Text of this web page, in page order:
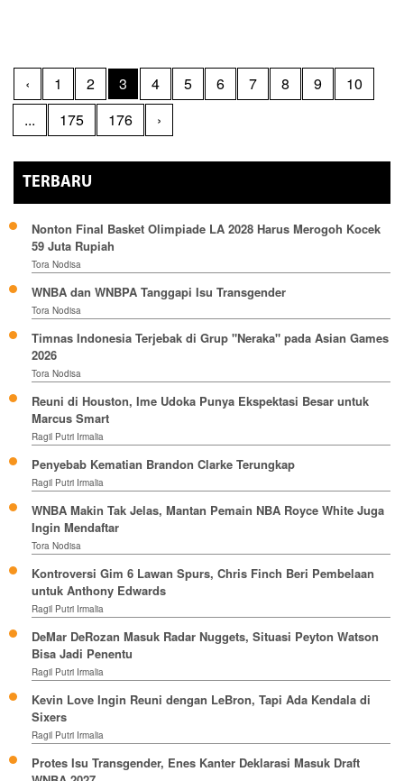
‹ 1 2 3 4 5 6 7 8 9
10
...
175 176 ›
TERBARU
Nonton Final Basket Olimpiade LA 2028 Harus Merogoh Kocek
59 Juta Rupiah
Tora Nodisa
WNBA dan WNBPA Tanggapi Isu Transgender
Tora Nodisa
Timnas Indonesia Terjebak di Grup "Neraka" pada Asian Games
2026
Tora Nodisa
Reuni di Houston, Ime Udoka Punya Ekspektasi Besar untuk
Marcus Smart
Ragil Putri Irmalia
Penyebab Kematian Brandon Clarke Terungkap
Ragil Putri Irmalia
WNBA Makin Tak Jelas, Mantan Pemain NBA Royce White Juga
Ingin Mendaftar
Tora Nodisa
Kontroversi Gim 6 Lawan Spurs, Chris Finch Beri Pembelaan
untuk Anthony Edwards
Ragil Putri Irmalia
DeMar DeRozan Masuk Radar Nuggets, Situasi Peyton Watson
Bisa Jadi Penentu
Ragil Putri Irmalia
Kevin Love Ingin Reuni dengan LeBron, Tapi Ada Kendala di
Sixers
Ragil Putri Irmalia
Protes Isu Transgender, Enes Kanter Deklarasi Masuk Draft